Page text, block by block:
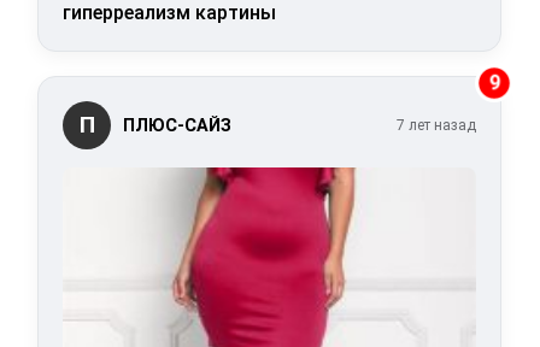
гиперреализм картины
9
П ПЛЮС-САЙЗ 7 лет назад